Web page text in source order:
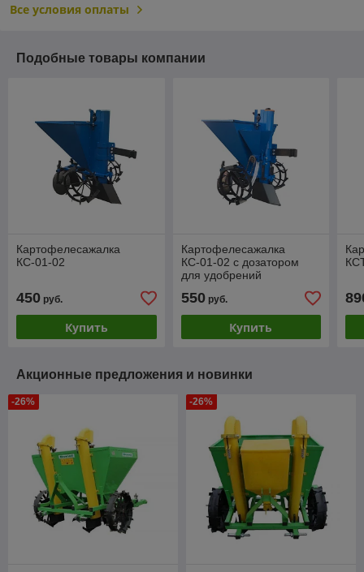
Все условия оплаты
Подобные товары компании
Картофелесажалка
КС-01-02
450 руб.
Купить
Картофелесажалка
КС-01-02 с дозатором
для удобрений
550руб.
Купить
Акционные предложения и новинки
-26% -26%